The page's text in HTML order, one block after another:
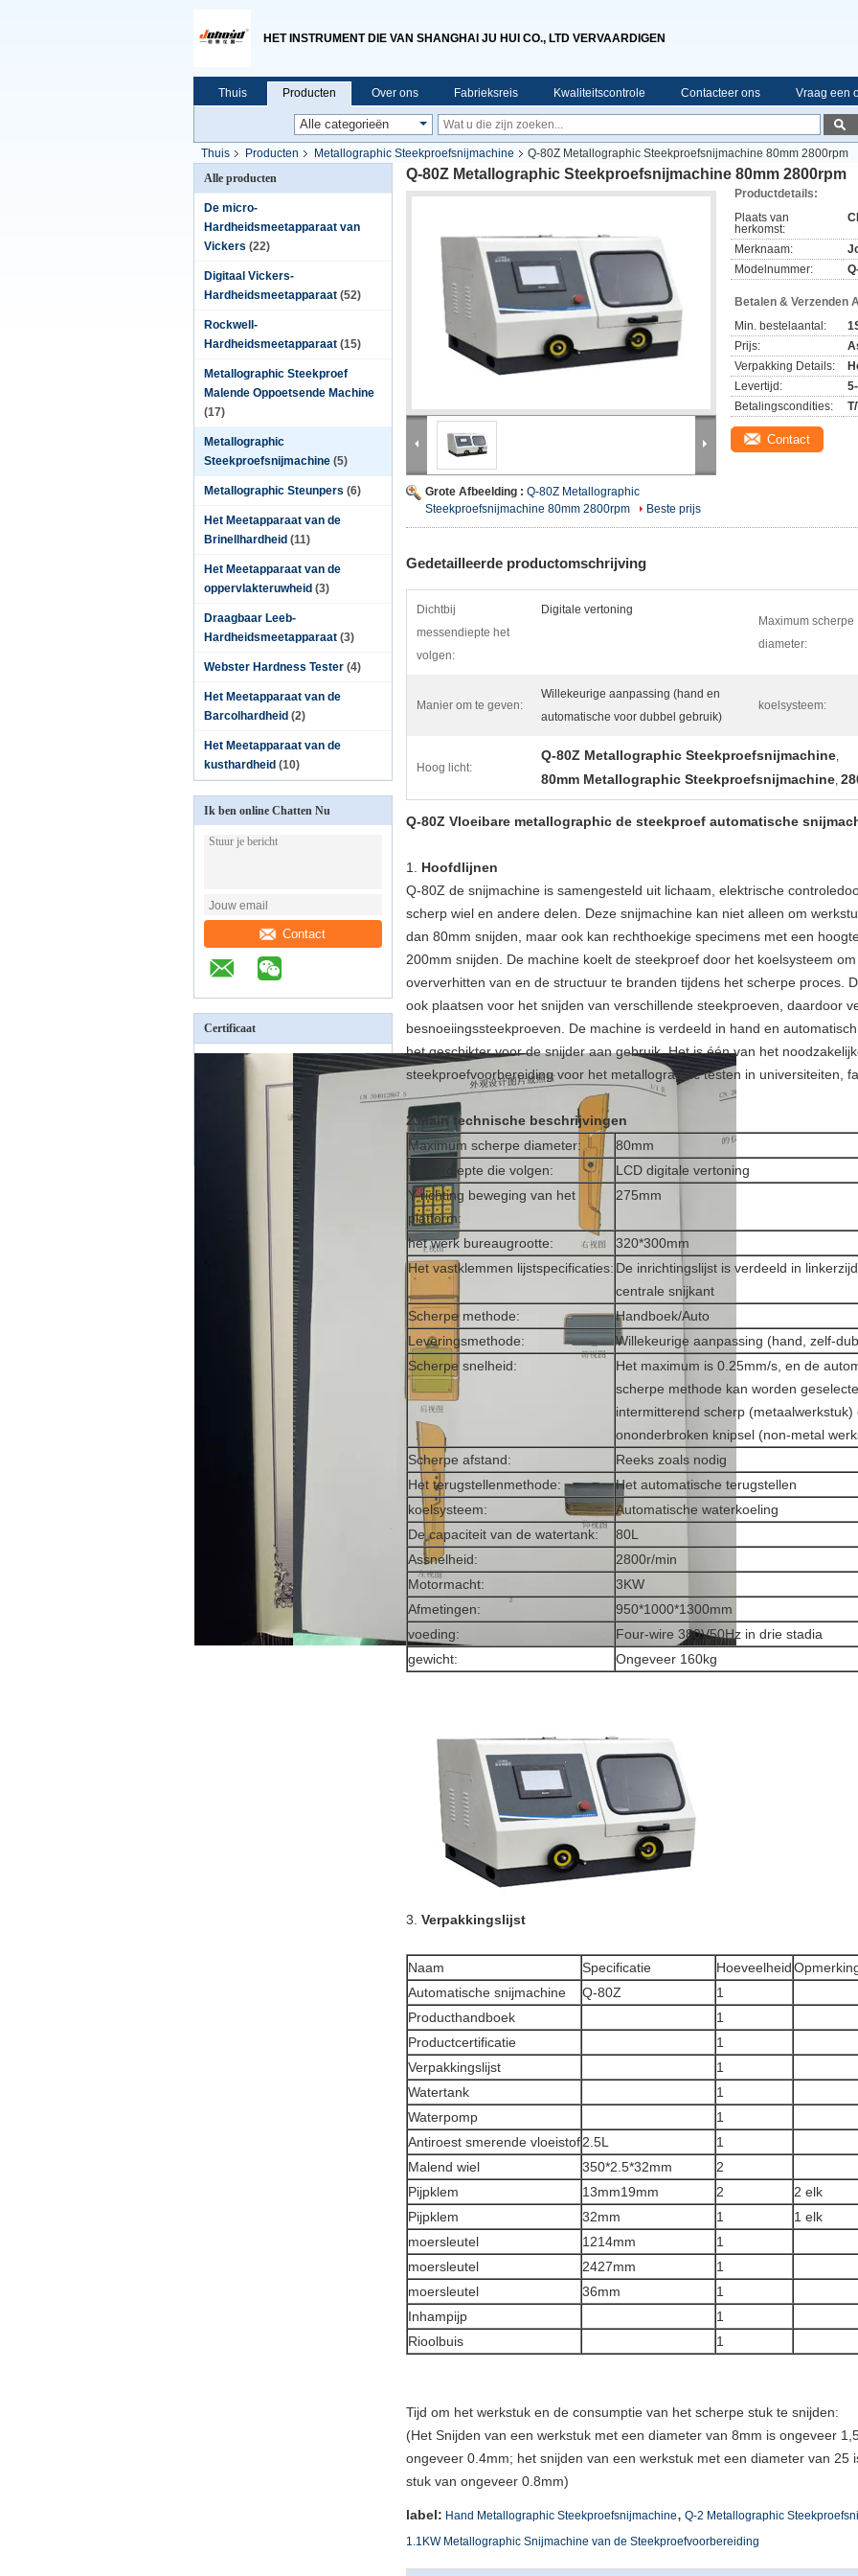
HET INSTRUMENT DIE VAN SHANGHAI JU HUI CO., LTD VERVAARDIGEN
Thuis Producten Over ons Fabrieksreis Kwaliteitscontrole Contacteer ons Vraag een
Thuis Producten Metallographic Steekproefsnijmachine
Q-80Z Metallographic Steekproefsnijmachine 80mm 2800rpm
Alle producten
De micro-
Hardheidsmeetapparaat van
Vickers (22)
Digitaal Vickers-
Hardheidsmeetapparaat (52)
Rockwell-
Hardheidsmeetapparaat (15)
Metallographic Steekproef
Malende Oppoetsende Machine
(17)
Metallographic
Steekproefsnijmachine (5)
Metallographic Steunpers (6)
Het Meetapparaat van de
Brinellhardheid (11)
Het Meetapparaat van de
oppervlakteruwheid (3)
Draagbaar Leeb-
Hardheidsmeetapparaat (3)
Webster Hardness Tester (4)
Het Meetapparaat van de
Barcolhardheid (2)
Het Meetapparaat van de
kusthardheid (10)
Ik ben online Chatten Nu
Contact
Certificaat
Q-80Z Metallographic Steekproefsnijmachine 80mm 2800rpm
Grote Afbeelding : Q-80Z Metallographic
Steekproefsnijmachine 80mm 2800rpm
Beste prijs
Productdetails:
Plaats van
herkomst:
Merknaam:
Modelnummer:
Betalen & Verzenden
Min. bestelaantal:
Prijs:
Verpakking Details:
Levertijd:
Betalingscondities:
Contact
Gedetailleerde productomschrijving
Dichtbij
messendiepte het
volgen:
Digitale vertoning
Maximum scherpe
diameter:
Manier om te geven:
Willekeurige aanpassing (hand en
automatische voor dubbel gebruik)
koelsysteem:
Hoog licht:
Q-80Z Metallographic Steekproefsnijmachine,
80mm Metallographic Steekproefsnijmachine,
Q-80Z Vloeibare metallographic de steekproef automatische
1. Hoofdlijnen
Q-80Z de snijmachine is samengesteld uit lichaam, elektrische
scherp wiel en andere delen. Deze snijmachine kan niet alleen om
dan 80mm snijden, maar ook kan rechthoekige specimens met een
200mm snijden. De machine koelt de steekproef door het koelsysteem
oververhitten van en de structuur te branden tijdens het scherpe proces.
ook plaatsen voor het snijden van verschillende steekproeven, daardoor
besnoeiingssteekproeven. De machine is verdeeld in hand en
het geschikter voor de snijder aan gebruik. Het is één van het
steekproefvoorbereiding voor het metallographic testen in universiteiten,
2.Main technische beschrijvingen
Maximum scherpe diameter:
80mm
Invoerdiepte die volgen:
LCD digitale vertoning
Y-richting beweging van het
platform:
275mm
het werk bureaugrootte:
320*300mm
Het vastklemmen lijstspecificaties: De inrichtingslijst is verdeeld in
centrale snijkant
Scherpe methode:
Handboek/Auto
Leveringsmethode:
Willekeurige aanpassing (hand, zelf-
Scherpe snelheid:
Het maximum is 0.25mm/s, en de
scherpe methode kan worden
intermitterend scherp (metaalwerkstuk)
ononderbroken knipsel (non-metal
Scherpe afstand:
Reeks zoals nodig
Het terugstellenmethode:
Het automatische terugstellen
koelsysteem:
Automatische waterkoeling
De capaciteit van de watertank:
80L
Assnelheid:
2800r/min
Motormacht:
3KW
Afmetingen:
950*1000*1300mm
voeding:
Four-wire 380V50Hz in drie stadia
gewicht:
Ongeveer 160kg
3. Verpakkingslijst
Naam Specificatie Hoeveelheid
Automatische snijmachine
Q-80Z
1
Producthandboek
1
Productcertificatie
1
Verpakkingslijst
1
Watertank
1
Waterpomp
1
Antiroest smerende vloeistof2.5L
1
Malend wiel
350*2.5*32mm
2
Pijpklem
13mm19mm 2
2 elk
Pijpklem
32mm 1
1 elk
moersleutel
1214mm
1
moersleutel
2427mm
1
moersleutel
36mm
1
Inhampijp
1
Rioolbuis
1
Tijd om het werkstuk en de consumptie van het scherpe stuk te snijden:
(Het Snijden van een werkstuk met een diameter van 8mm is ongeveer
ongeveer 0.4mm; het snijden van een werkstuk met een diameter van 25
stuk van ongeveer 0.8mm)
label: Hand Metallographic Steekproefsnijmachine, Q-2 Metallographic
1.1KW Metallographic Snijmachine van de Steekproefvoorbereiding